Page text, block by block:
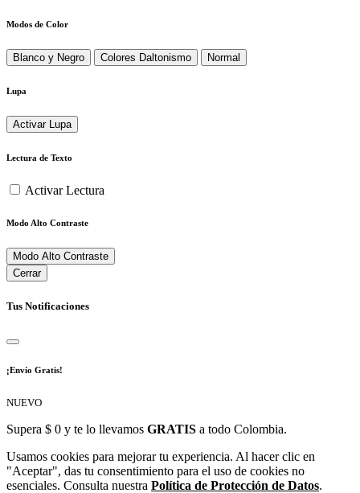
Modos de Color
Blanco y Negro Colores Daltonismo Normal
Lupa
Activar Lupa
Lectura de Texto
Activar Lectura
Modo Alto Contraste
Modo Alto Contraste
Cerrar
Tus Notificaciones
¡Envío Gratis!
NUEVO
Supera $ 0 y te lo llevamos GRATIS a todo Colombia.
Usamos cookies para mejorar tu experiencia. Al hacer clic en
"Aceptar", das tu consentimiento para el uso de cookies no
esenciales. Consulta nuestra Política de Protección de Datos.